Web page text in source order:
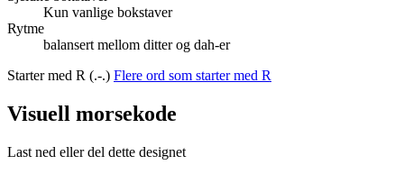
Kun vanlige bokstaver
Rytme
balansert mellom ditter og dah-er
Starter med R (.-.) Flere ord som starter med R
Visuell morsekode
Last ned eller del dette designet